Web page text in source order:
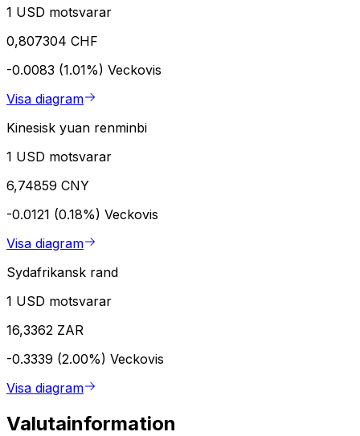
1 USD motsvarar
0,807304 CHF
-0.0083 (1.01%) Veckovis
Visa diagram
Kinesisk yuan renminbi
1 USD motsvarar
6,74859 CNY
-0.0121 (0.18%) Veckovis
Visa diagram
Sydafrikansk rand
1 USD motsvarar
16,3362 ZAR
-0.3339 (2.00%) Veckovis
Visa diagram
Valutainformation